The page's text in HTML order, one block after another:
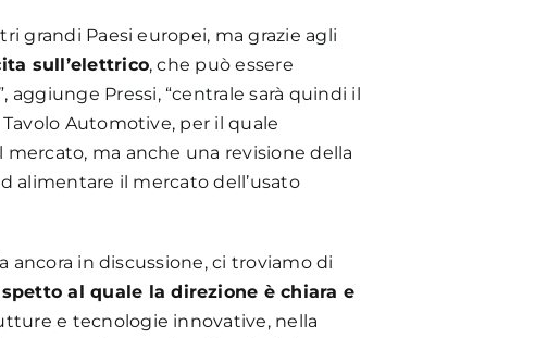
grandi Paesi europei, ma grazie agli
sull’elettrico, che può essere
Pressi, “centrale sarà quindi il
Automotive, per il quale
mercato, ma anche una revisione della
alimentare il mercato dell’usato
in discussione, ci troviamo di
al quale la direzione è chiara e
e tecnologie innovative, nella